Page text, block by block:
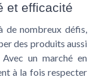
et efficacité
de nombreux défis,
des produits aussi
un marché en
à la fois respecter